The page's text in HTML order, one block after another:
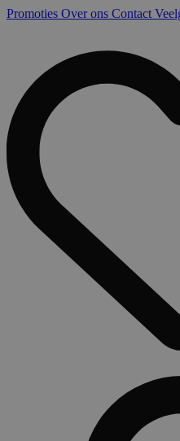
Promoties Over ons Contact